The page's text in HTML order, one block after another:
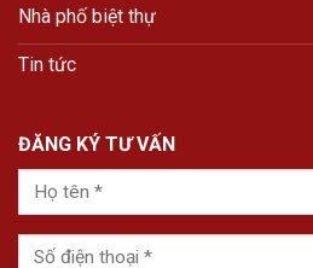
Nhà phố biệt thự
Tin tức
ĐĂNG KÝ TƯ VẤN